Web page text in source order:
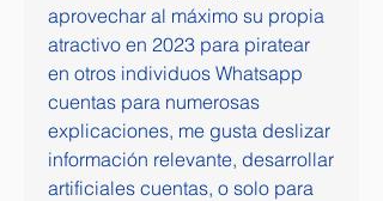
aprovechar al máximo su propia
atractivo en 2023 para piratear
en otros individuos Whatsapp
cuentas para numerosas
explicaciones, me gusta deslizar
información relevante, desarrollar
artificiales cuentas, o solo para